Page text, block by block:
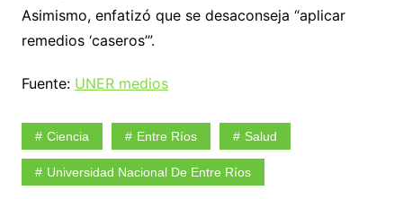
Asimismo, enfatizó que se desaconseja “aplicar
remedios ‘caseros’”.
Fuente: UNER medios
Ciencia Entre Ríos Salud
Universidad Nacional De Entre Ríos